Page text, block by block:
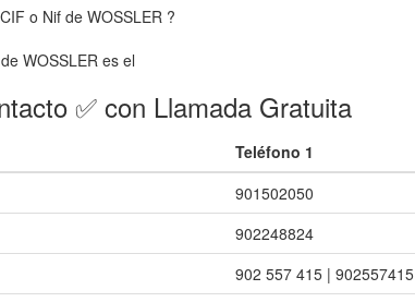
o Nif de WOSSLER ?
WOSSLER es el
✅ con Llamada Gratuita
Teléfono 1
901502050
902248824
902 557 415 | 902557415